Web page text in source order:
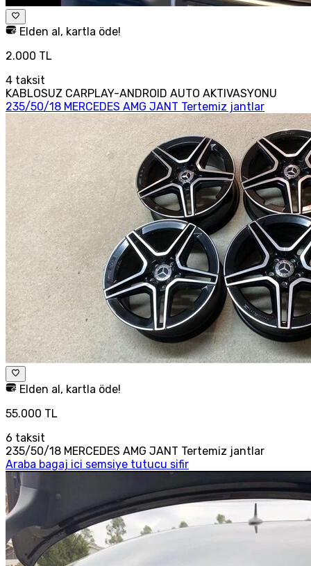
Elden al, kartla öde!
2.000 TL
4 taksit
KABLOSUZ CARPLAY-ANDROID AUTO AKTIVASYONU
235/50/18 MERCEDES AMG JANT Tertemiz jantlar
Elden al, kartla öde!
55.000 TL
6 taksit
235/50/18 MERCEDES AMG JANT Tertemiz jantlar
Araba bagaj ici semsiye tutucu sifir